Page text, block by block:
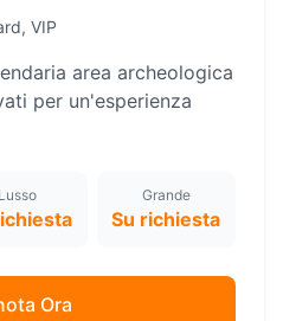
VIP
area archeologica
per un'esperienza
Lusso Grande
Su richiesta
Ora